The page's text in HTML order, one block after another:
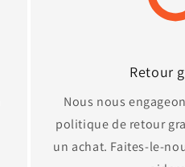
Retour
Nous nous
politique de retour
un achat. Faites-le-